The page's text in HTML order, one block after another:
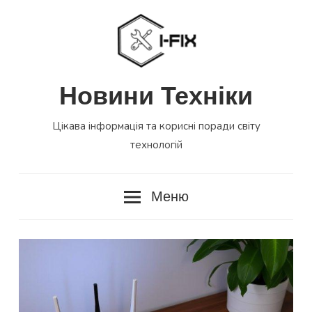
Новини Техніки
Цікава інформація та корисні поради світу
технологій
Меню